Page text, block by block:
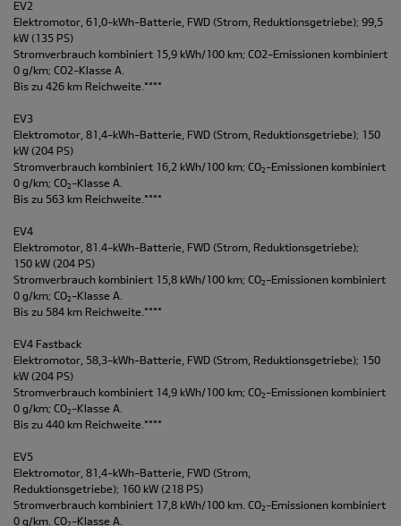
EV2
Elektromotor, 61,0-kWh-Batterie, FWD (Strom, Reduktionsgetriebe); 99,5
kW (135 PS)
Stromverbrauch kombiniert 15,9 kWh/100 km; CO2-Emissionen kombiniert
0 g/km; CO2-Klasse A.
Bis zu 426 km Reichweite.****
EV3
Elektromotor, 81,4-kWh-Batterie, FWD (Strom, Reduktionsgetriebe); 150
kW (204 PS)
Stromverbrauch kombiniert 16,2 kWh/100 km; CO2 -Emissionen kombiniert
0 g/km; CO2 -Klasse A.
Bis zu 563 km Reichweite.****
EV4
Elektromotor, 81.4-kWh-Batterie, FWD (Strom, Reduktionsgetriebe);
150 kW (204 PS)
Stromverbrauch kombiniert 15,8 kWh/100 km; CO2 -Emissionen kombiniert
0 g/km; CO2 -Klasse A.
Bis zu 584 km Reichweite.****
EV4 Fastback
Elektromotor, 58,3-kWh-Batterie, FWD (Strom, Reduktionsgetriebe); 150
kW (204 PS)
Stromverbrauch kombiniert 14,9 kWh/100 km; CO2 -Emissionen kombiniert
0 g/km; CO2 -Klasse A.
Bis zu 440 km Reichweite.****
EV5
Elektromotor, 81,4-kWh-Batterie, FWD (Strom,
Reduktionsgetriebe); 160 kW (218 PS)
Stromverbrauch kombiniert 17,8 kWh/100 km. CO2 -Emissionen kombiniert
0 g/km. CO -Klasse A.